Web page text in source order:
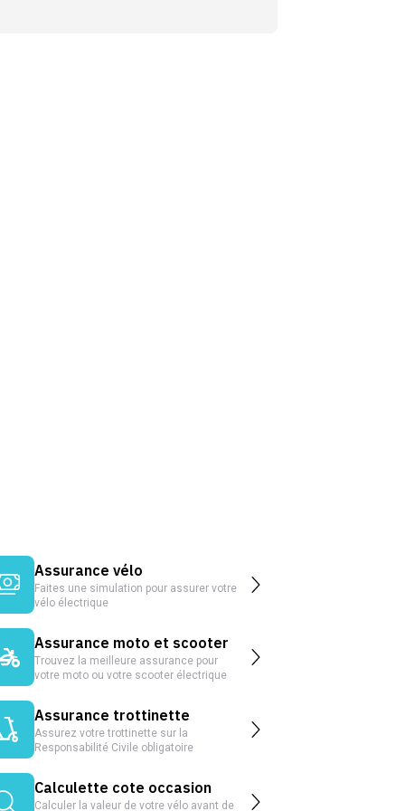
Assurance vélo
Faites une simulation pour assurer votre
vélo électrique
Assurance moto et scooter
Trouvez la meilleure assurance pour
votre moto ou votre scooter électrique
Assurance trottinette
Assurez votre trottinette sur la
Responsabilité Civile obligatoire
Calculette cote occasion
Calculer la valeur de votre vélo avant de